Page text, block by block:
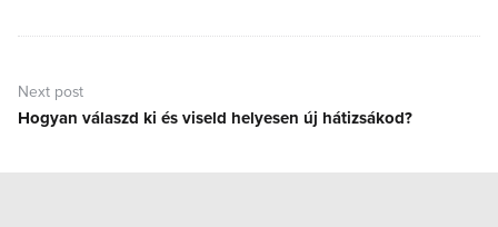
Next post
Next
Hogyan válaszd ki és viseld helyesen új hátizsákod?